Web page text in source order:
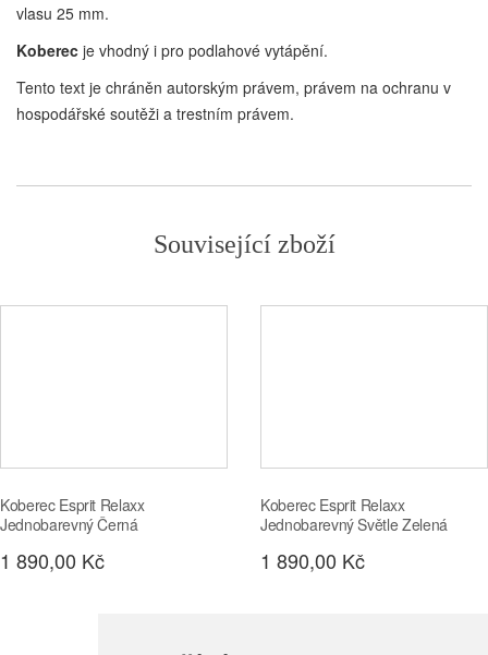
vlasu 25 mm.
Koberec je vhodný i pro podlahové vytápění.
Tento text je chráněn autorským právem, právem na ochranu v
hospodářské soutěži a trestním právem.
Související zboží
Koberec Esprit Relaxx
Jednobarevný Černá
1 890,00 Kč
Koberec Esprit Relaxx
Jednobarevný Světle Zelená
1 890,00 Kč